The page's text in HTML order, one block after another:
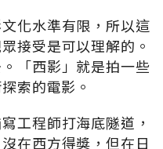
化水準有限，所以這
接受是可以理解的。
「西影」就是拍一些
索的電影。
工程師打海底隧道，
在西方得獎，但在日